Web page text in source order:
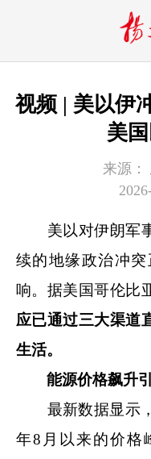
视频 | 美以伊
美
来源：
美以对伊朗军事
续的地缘政治冲
响。据美国哥伦比
应已通过三大渠道
生活。
能源价格飙升
最新数据显示，
年8月以来的价格